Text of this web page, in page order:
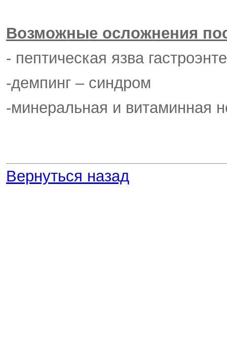
Возможные осложнения
- пептическая язва
-демпинг – синдром
-минеральная и витаминная
Вернуться назад